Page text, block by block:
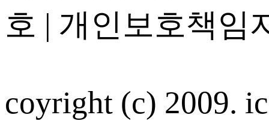
호 | 개인보호책임
coyright (c) 2009.